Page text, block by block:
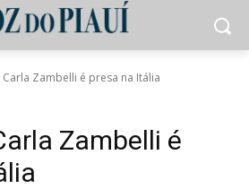
Zambelli é presa na Itália
Zambelli é